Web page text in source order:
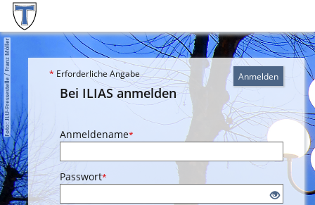
Anmelden
* Erforderliche Angabe
Bei ILIAS anmelden
Anmeldename*
Passwort*